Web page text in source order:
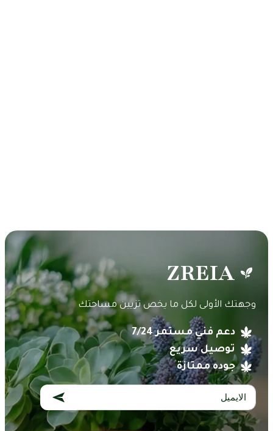
ZREIA
وجهتك الأولى لكل ما يخص تزيين مساحتك
دعم فني مستمر 7/24
توصيل سريع
جوده ممتازة